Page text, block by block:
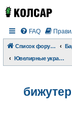
FAQ
Список форумов
Ювелирные украшения и бижутерия